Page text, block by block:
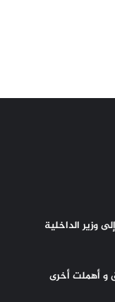
وزير الداخلية
و أهملت أخرى